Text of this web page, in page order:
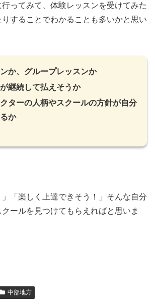
ってみて、体験レッスンを受けてみた
りすることでわかることも多いかと思い
か、グループレッスンか
継続して払えそうか
ターの人柄やスクールの方針が自分
か
」「楽しく上達できそう！」そんな自分
ールを見つけてもらえればと思いま
中部地方